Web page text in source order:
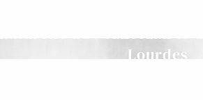
du Néouvielle
Sanctuaires de
Lourdes